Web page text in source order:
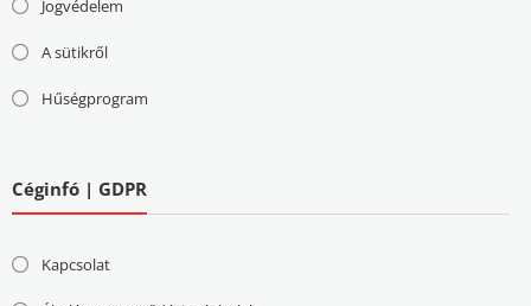
Jogvédelem
A sütikről
Hűségprogram
Céginfó | GDPR
Kapcsolat